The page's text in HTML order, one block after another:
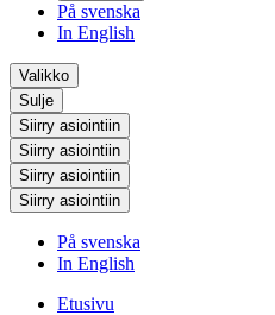
På svenska
In English
Valikko
Sulje
Siirry asiointiin
Siirry asiointiin
Siirry asiointiin
Siirry asiointiin
På svenska
In English
Etusivu